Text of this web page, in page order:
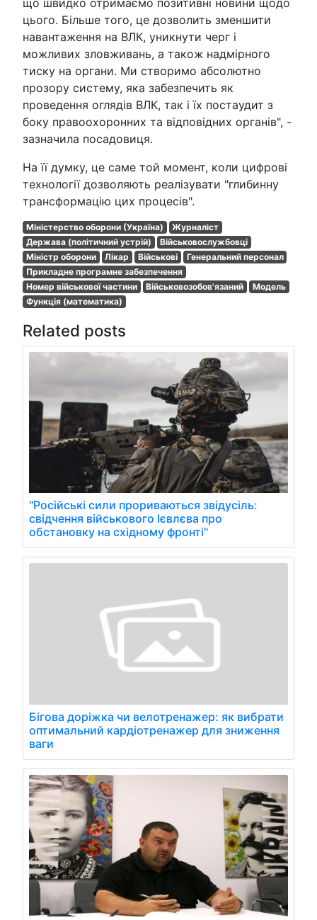
що швидко отримаємо позитивні новини щодо
цього. Більше того, це дозволить зменшити
навантаження на ВЛК, уникнути черг і
можливих зловживань, а також надмірного
тиску на органи. Ми створимо абсолютно
прозору систему, яка забезпечить як
проведення оглядів ВЛК, так і їх постаудит з
боку правоохоронних та відповідних органів", -
зазначила посадовиця.
На її думку, це саме той момент, коли цифрові
технології дозволяють реалізувати "глибинну
трансформацію цих процесів".
Міністерство оборони (Україна)
Журналіст
Держава (політичний устрій)
Військовослужбовці
Міністр оборони
Лікар Військові
Генеральний персонал
Прикладне програмне забезпечення
Номер військової частини
Військовозобов'язаний
Модель
Функція (математика)
Related posts
"Російські сили прориваються звідусіль:
свідчення військового Ієвлєва про
обстановку на східному фронті"
Бігова доріжка чи велотренажер: як вибрати
оптимальний кардіотренажер для зниження
ваги